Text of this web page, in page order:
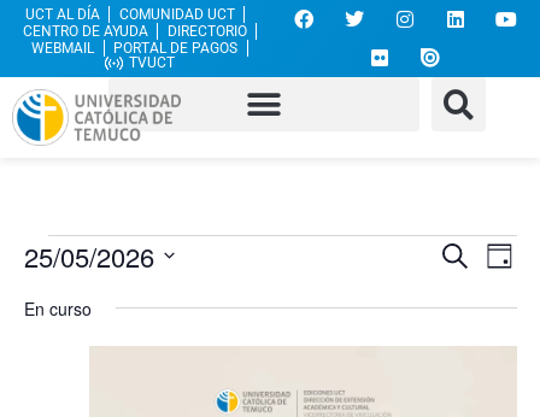
UCT AL DÍA
COMUNIDAD UCT
CENTRO DE AYUDA
DIRECTORIO
WEBMAIL
PORTAL DE PAGOS
TVUCT
de
BuscarDía
25/05/2026
la
fecha.
En curso